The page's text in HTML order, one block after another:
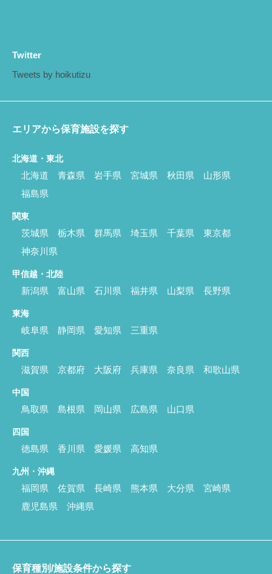
Twitter
Tweets by hoikutizu
エリアから保育施設を探す
北海道・東北
北海道 青森県 岩手県 宮城県 秋田県
山形県
福島県
関東
茨城県 栃木県 群馬県 埼玉県 千葉県
東京都
神奈川県
甲信越・北陸
新潟県 富山県 石川県 福井県 山梨県 長野県
東海
岐阜県 静岡県 愛知県 三重県
関西
滋賀県 京都府 大阪府 兵庫県 奈良県 和歌山県
中国
鳥取県 島根県 岡山県 広島県 山口県
四国
徳島県 香川県 愛媛県 高知県
九州・沖縄
福岡県 佐賀県 長崎県 熊本県 大分県
宮崎県
鹿児島県
沖縄県
保育種別/施設条件から探す